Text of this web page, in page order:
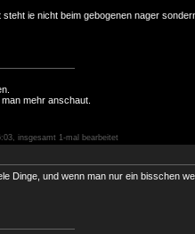
ie nicht beim gebogenen nager
mehr anschaut.
insgesamt 1-mal bearbeitet
Dinge, und wenn man nur ein bisschen